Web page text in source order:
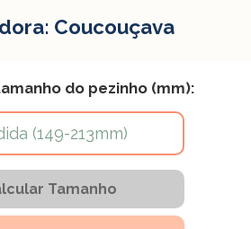
Coucouçava
do pezinho (mm):
Tamanho